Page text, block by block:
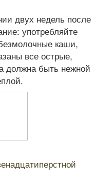
двух недель после
употребляйте
каши,
все острые,
должна быть нежной